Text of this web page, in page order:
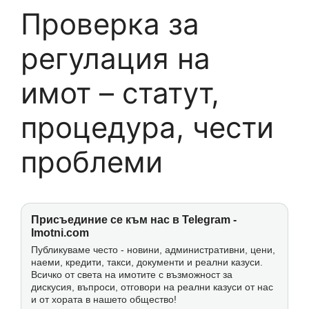
Проверка за
регулация на
имот – статут,
процедура, чести
проблеми
Присъединие се към нас в Telegram -
Imotni.com
Публикуваме често - новини, административни, цени,
наеми, кредити, такси, документи и реални казуси.
Всичко от света на имотите с възможност за
дискусия, въпроси, отговори на реални казуси от нас
и от хората в нашето общество!